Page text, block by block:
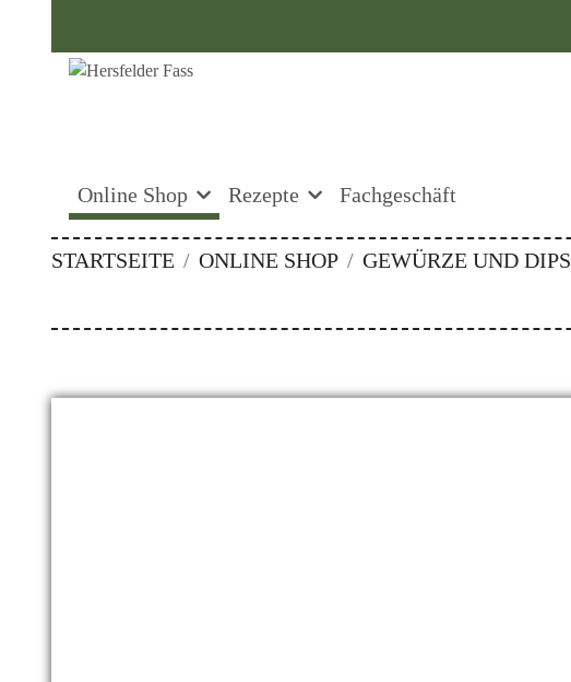
Online Shop Rezepte Fachgeschäft
STARTSEITE ONLINE SHOP GEWÜRZE UND DIPS